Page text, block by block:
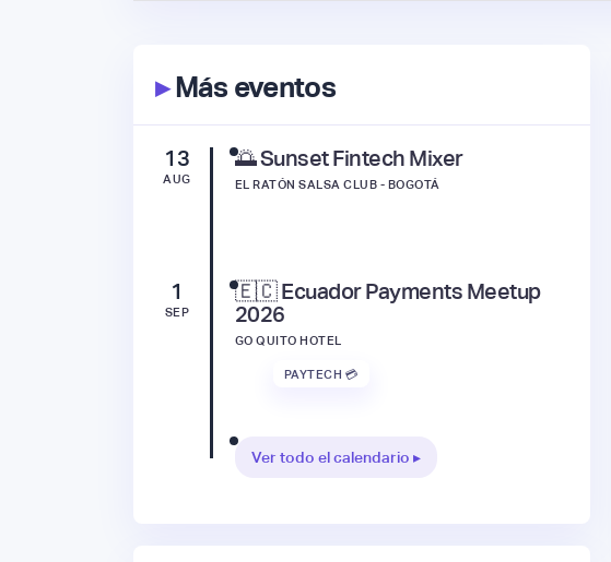
▸Más eventos
13
AUG
🌅 Sunset Fintech Mixer
EL RATÓN SALSA CLUB - BOGOTÁ
1
SEP
🇪🇨 Ecuador Payments Meetup
2026
GO QUITO HOTEL
PAYTECH 💳
Ver todo el calendario ▸